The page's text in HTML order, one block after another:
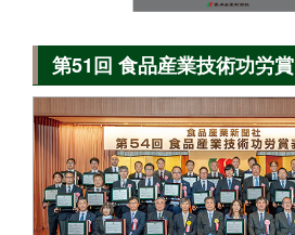
第51回 食品産業技術功労賞